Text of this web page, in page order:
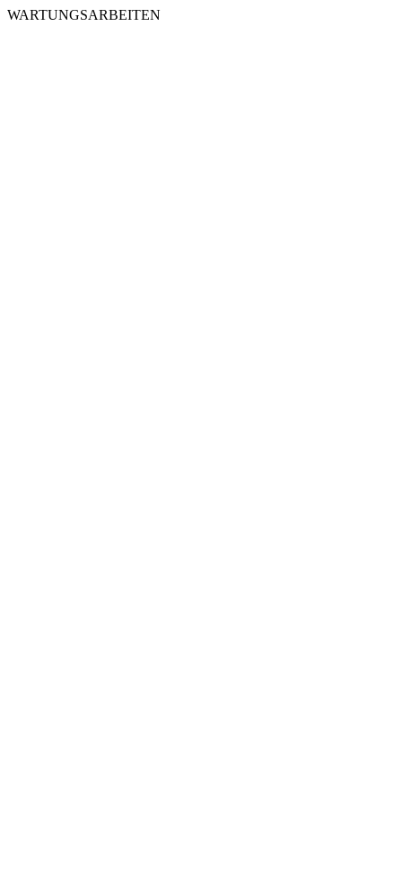
WARTUNGSARBEITEN